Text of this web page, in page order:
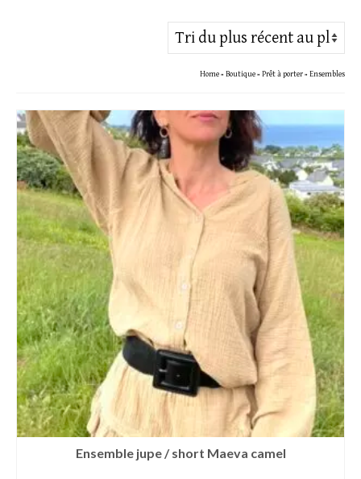
plus
ancien
Home » Boutique » Prêt à porter » Ensembles
Ensemble jupe / short Maeva camel